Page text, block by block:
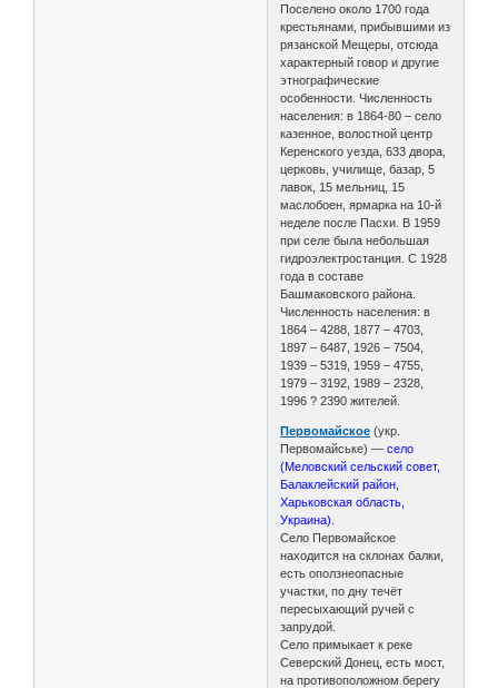
Поселено около 1700 года
крестьянами, прибывшими из
рязанской Мещеры, отсюда
характерный говор и другие
этнографические
особенности. Численность
населения: в 1864-80 – село
казенное, волостной центр
Керенского уезда, 633 двора,
церковь, училище, базар, 5
лавок, 15 мельниц, 15
маслобоен, ярмарка на 10-й
неделе после Пасхи. В 1959
при селе была небольшая
гидроэлектростанция. С 1928
года в составе
Башмаковского района.
Численность населения: в
1864 – 4288, 1877 – 4703,
1897 – 6487, 1926 – 7504,
1939 – 5319, 1959 – 4755,
1979 – 3192, 1989 – 2328,
1996 ? 2390 жителей.
Первомайское (укр.
Первомайське) — село
(Меловский сельский совет,
Балаклейский район,
Харьковская область,
Украина).
Село Первомайское
находится на склонах балки,
есть оползнеопасные
участки, по дну течёт
пересыхающий ручей с
запрудой.
Село примыкает к реке
Северский Донец, есть мост,
на противоположном берегу